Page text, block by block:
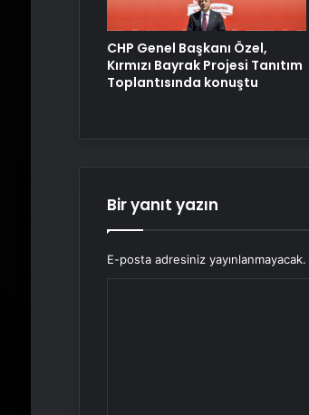
CHP Genel Başkanı Özel,
Kırmızı Bayrak Projesi Tanıtım
Toplantısında konuştu
Bir yanıt yazın
E-posta adresiniz yayınlanmayacak.